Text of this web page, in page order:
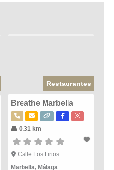
Restaurantes
Breathe Marbella
0.31 km
Calle Los Lirios
Marbella, Málaga